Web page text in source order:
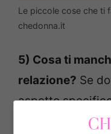
Le piccole cose che ti
chedonna.it
5) Cosa ti
relazione? Se
aspetto
quale sarebbe?